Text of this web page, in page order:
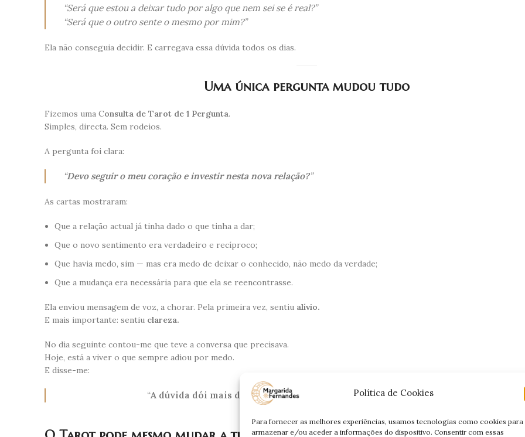
Política de Cookies
Para fornecer as melhores experiências, usamos tecnologias como cookies para
armazenar e/ou aceder a informações do dispositivo. Consentir com essas
“Será que estou a deixar tudo por algo que nem sei se é real?”
“Será que o outro sente o mesmo por mim?”
Ela não conseguia decidir. E carregava essa dúvida todos os dias.
Uma única pergunta mudou tudo
Fizemos uma Consulta de Tarot de 1 Pergunta.
Simples, directa. Sem rodeios.
A pergunta foi clara:
“Devo seguir o meu coração e investir nesta nova relação?”
As cartas mostraram:
Que a relação actual já tinha dado o que tinha a dar;
Que o novo sentimento era verdadeiro e recíproco;
Que havia medo, sim — mas era medo de deixar o conhecido, não medo da verdade;
Que a mudança era necessária para que ela se reencontrasse.
Ela enviou mensagem de voz, a chorar. Pela primeira vez, sentiu alívio.
E mais importante: sentiu clareza.
No dia seguinte contou-me que teve a conversa que precisava.
Hoje, está a viver o que sempre adiou por medo.
E disse-me:
“A dúvida dói mais do que qualquer resposta. Obrigada por me dares paz.”